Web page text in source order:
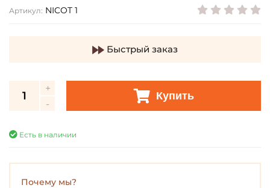
Артикул: NICOT 1
Быстрый заказ
Купить
Есть в наличии
Почему мы?